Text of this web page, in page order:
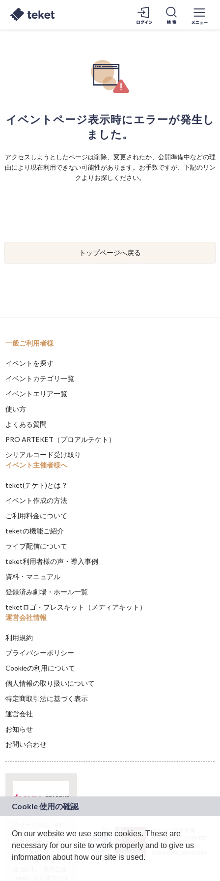
イベントページ表示時にエラーが発生し
ました。
アクセスしようとしたページは削除、変更されたか、公開準備中などの理
由により現在利用できない可能性があります。お手数ですが、下記のリン
クよりお探しください。
トップページへ戻る
一般ご利用者様
イベントを探す
イベントカテゴリ一覧
イベントエリア一覧
使い方
よくある質問
PRO ARTEKET（プロアルテケト）
シリアルコード受け取り
イベント主催者様へ
teket(テケト)とは？
イベント作成の方法
ご利用料金について
teketの機能ご紹介
ライブ配信について
teket利用者様の声・導入事例
資料・マニュアル
登録済み劇場・ホール一覧
teketロゴ・プレスキット（メディアキット）
運営会社情報
利用規約
プライバシーポリシー
Cookieの利用について
個人情報の取り扱いについて
特定商取引法に基づく表示
運営会社
お知らせ
お問い合わせ
ドコモグループの新
規事業創出プログラ
ム「docomo
STARTUP」を通じて
JASRAC許諾番号：
9024936001Y45037
JASRAC許諾番号：
On our website we use some cookies. These are
necessary for our site to work properly and to give us
information about how our site is used.